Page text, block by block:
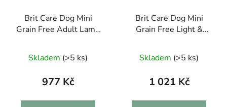
Brit Care Dog Mini
Grain Free Adult Lamb
Skladem (>5 ks)
977 Kč
Brit Care Dog Mini
Grain Free Light &
Skladem (>5 ks)
1 021 Kč